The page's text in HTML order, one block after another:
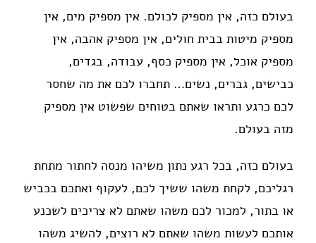
בעולם כזה, אין מספיק לכולם. אין מספיק מים, אין
מספיק מיטות בבית חולים, אין מספיק אהבה, אין
מספיק אוכל, אין מספיק כסף, עבודה, בגדים,
כבישים, גברים, נשים… תחברו לכם את מה שחסר
לכם כרגע ותראו שאתם בטוחים שפשוט אין מספיק
מזה בעולם.
בעולם כזה, בכל רגע נתון משיהו מנסה לחתור מתחת
רגליכם, לקחת משהו ששיך לכם, לעקוף ואתכם בכביש
או בתור, למכור לכם משהו שאתם לא צריכים לשכנע
אותכם לעשות משהו שאתם לא רוצים, להשיג משהו